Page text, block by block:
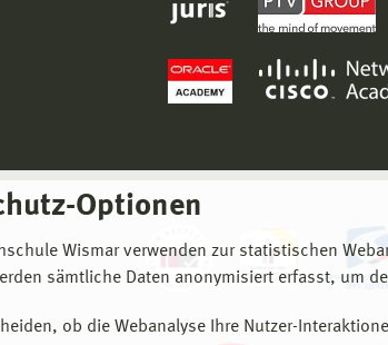
Optionen
Wismar verwenden zur statistischen
sämtliche Daten anonymisiert erfasst, um
ob die Webanalyse Ihre Nutzer-